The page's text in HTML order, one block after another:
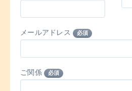
メールアドレス 必須
ご関係 必須